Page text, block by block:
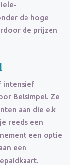
de hoge
de prijzen
intensief
Belsimpel. Ze
aan die elk
reeds een
een optie
een